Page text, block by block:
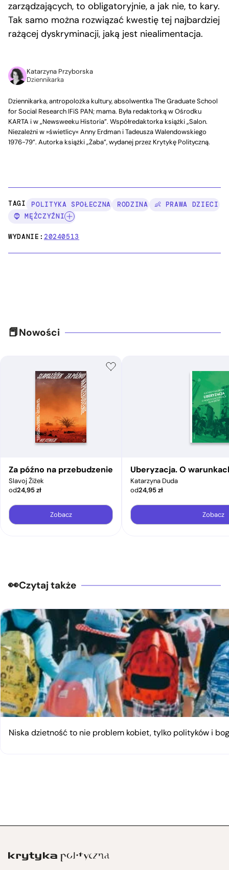
zarządzających, to obligatoryjnie, a jak nie, to kary.
Tak samo można rozwiązać kwestię tej najbardziej
rażącej dyskryminacji, jaką jest niealimentacja.
Katarzyna Przyborska
Dziennikarka
Dziennikarka, antropolożka kultury, absolwentka The Graduate School
for Social Research IFiS PAN; mama. Była redaktorką w Ośrodku
KARTA i w „Newsweeku Historia”. Współredaktorka książki „Salon.
Niezależni w »świetlicy« Anny Erdman i Tadeusza Walendowskiego
1976-79”. Autorka książki „Żaba”, wydanej przez Krytykę Polityczną.
TAGI: POLITYKA SPOŁECZNA RODZINA
👶 PRAWA DZIECI
🧔 MĘŻCZYŹNI
WYDANIE:20240513
Nowości
Za późno na przebudzenie
Slavoj Žižek
od24,95zł
Zobacz
Uberyzacja. O
Katarzyna Duda
od24,95zł
Zobacz
Czytaj także
Niska dzietność to nie problem kobiet, tylko polityków i